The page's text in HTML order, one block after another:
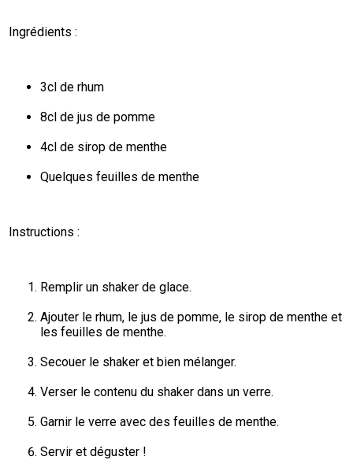
Ingrédients :
3cl de rhum
8cl de jus de pomme
4cl de sirop de menthe
Quelques feuilles de menthe
Instructions :
Remplir un shaker de glace.
Ajouter le rhum, le jus de pomme, le sirop de menthe et
les feuilles de menthe.
Secouer le shaker et bien mélanger.
Verser le contenu du shaker dans un verre.
Garnir le verre avec des feuilles de menthe.
Servir et déguster !